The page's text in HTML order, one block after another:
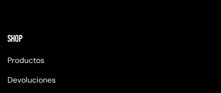
Shop
Productos
Devoluciones